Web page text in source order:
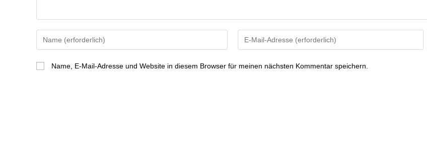
Name, E-Mail-Adresse und Website in diesem Browser für meinen nächsten Kommentar speichern.